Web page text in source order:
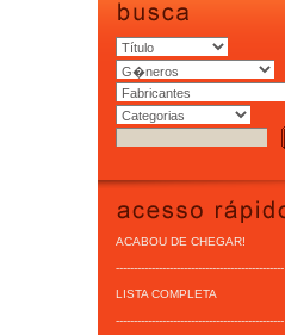
ACABOU DE CHEGAR!
-----------------------------------------------
LISTA COMPLETA
-----------------------------------------------